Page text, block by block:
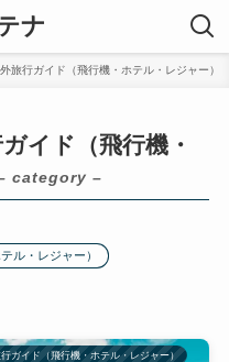
ナ
旅行ガイド（飛行機・ホテル・レジャー）
イド（飛行機・
category –
ル・レジャー）
ガイド（飛行機・ホテル・レジャー）